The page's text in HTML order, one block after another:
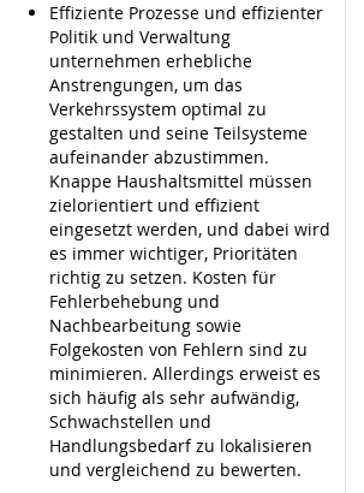
Effiziente Prozesse und effizienter
Politik und Verwaltung
unternehmen erhebliche
Anstrengungen, um das
Verkehrssystem optimal zu
gestalten und seine Teilsysteme
aufeinander abzustimmen.
Knappe Haushaltsmittel müssen
zielorientiert und effizient
eingesetzt werden, und dabei wird
es immer wichtiger, Prioritäten
richtig zu setzen. Kosten für
Fehlerbehebung und
Nachbearbeitung sowie
Folgekosten von Fehlern sind zu
minimieren. Allerdings erweist es
sich häufig als sehr aufwändig,
Schwachstellen und
Handlungsbedarf zu lokalisieren
und vergleichend zu bewerten.